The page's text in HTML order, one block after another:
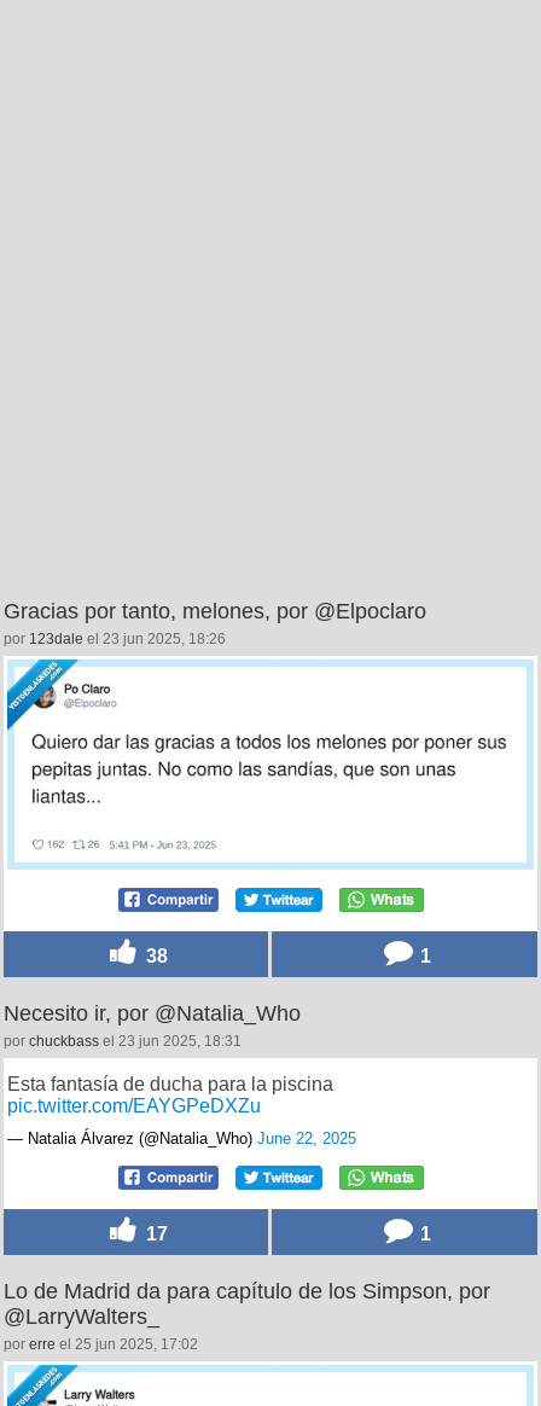
Gracias por tanto, melones, por @Elpoclaro
por 123dale el 23 jun 2025, 18:26
38 1
Necesito ir, por @Natalia_Who
por chuckbass el 23 jun 2025, 18:31
Esta fantasía de ducha para la piscina
pic.twitter.com/EAYGPeDXZu
— Natalia Álvarez (@Natalia_Who) June 22, 2025
17 1
Lo de Madrid da para capítulo de los Simpson, por
@LarryWalters_
por erre el 25 jun 2025, 17:02